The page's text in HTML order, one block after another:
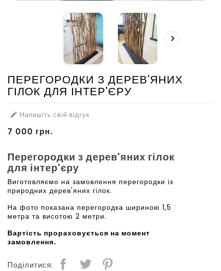

ПЕРЕГОРОДКИ З ДЕРЕВ'ЯНИХ
ГІЛОК ДЛЯ ІНТЕР'ЄРУ
 Напишіть свій відгук
7 000 грн.
Перегородки з дерев'яних гілок
для інтер'єру
Виготовляємо на замовлення перегородки із
природних дерев'яних гілок.
На фото показана перегородка шириною 1,5
метра та висотою 2 метри.
Вартість прораховується на момент
замовлення.
Поділитися: